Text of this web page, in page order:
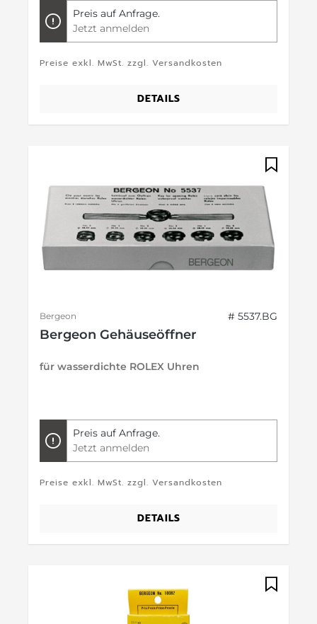
Preis auf Anfrage.
Jetzt anmelden
Preise exkl. MwSt. zzgl. Versandkosten
DETAILS
Bergeon # 5537.BG
Bergeon Gehäuseöffner
für wasserdichte ROLEX Uhren
Preis auf Anfrage.
Jetzt anmelden
Preise exkl. MwSt. zzgl. Versandkosten
DETAILS